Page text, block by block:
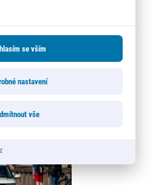
spouští
systém!
žádosti
žádosti
závodů světa –
běžců se
Prahy, ale
Pyšní se
Label, spadá do
SuperHalfs
RunCzech Halfs.
registrace a mění dosavadní
se vším
nastavení
vše